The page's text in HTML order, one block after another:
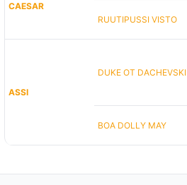
CAESAR
RUUTIPUSSI VISTO
ASSI
DUKE OT DACHEVSKI
BOA DOLLY MAY